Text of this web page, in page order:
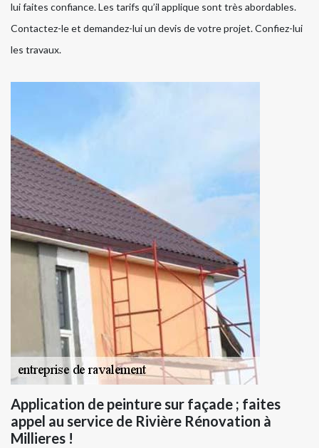
lui faites confiance. Les tarifs qu’il applique sont très abordables.
Contactez-le et demandez-lui un devis de votre projet. Confiez-lui
les travaux.
Application de peinture sur façade ; faites
appel au service de Rivière Rénovation à
Millieres !